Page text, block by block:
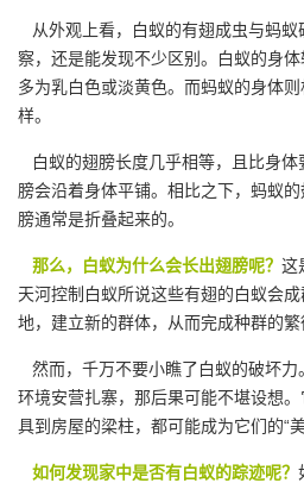
从外观上看，白蚁的有翅成虫与蚂蚁
察，还是能发现不少区别。白蚁的身体
多为乳白色或淡黄色。而蚂蚁的身体
样。
白蚁的翅膀长度几乎相等，且比身体
膀会沿着身体平铺。相比之下，蚂蚁
膀通常是折叠起来的。
那么，白蚁为什么会长出翅膀呢？ 这
天河控制白蚁所说这些有翅的白蚁会
地，建立新的群体，从而完成种群的繁
然而，千万不要小瞧了白蚁的破坏力
环境安营扎寨，那后果可能不堪设想
具到房屋的梁柱，都可能成为它们的“美
如何发现家中是否有白蚁的踪迹呢？